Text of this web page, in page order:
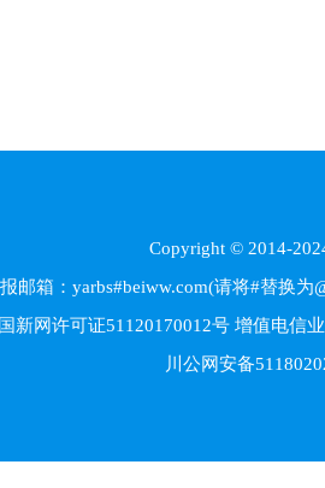
Copyright © 2014-
邮箱：yarbs#beiww.com(请将#替换为
新网许可证51120170012号 增值电信
川公网安备